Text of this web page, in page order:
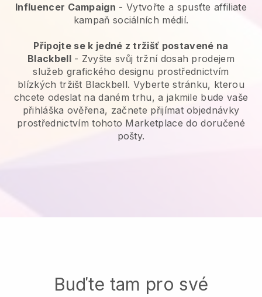
Influencer Campaign - Vytvořte a spusťte affiliate
kampaň sociálních médií.
Připojte se k jedné z tržišť postavené na
Blackbell- Zvyšte svůj tržní dosah prodejem
služeb grafického designu prostřednictvím
blízkých tržišt Blackbell. Vyberte stránku, kterou
chcete odeslat na daném trhu, a jakmile bude vaše
přihláška ověřena, začnete přijímat objednávky
prostřednictvím tohoto Marketplace do doručené
pošty.
Buďte tam pro své